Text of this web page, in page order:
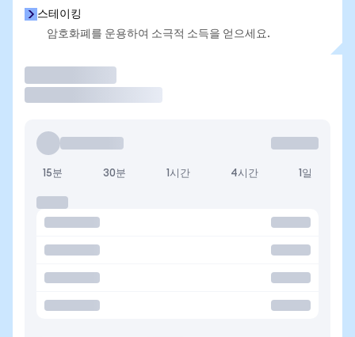
스테이킹
암호화폐를 운용하여 소극적 소득을 얻으세요.
15분 30분 1시간 4시간 1일